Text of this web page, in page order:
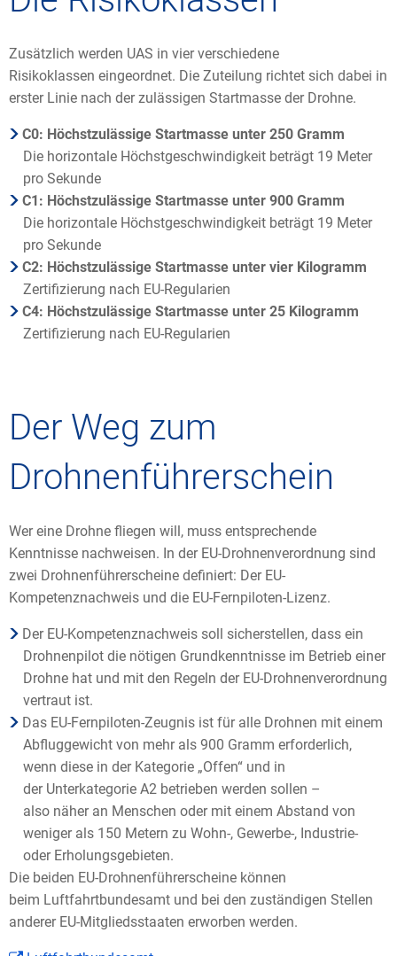
Zusätzlich werden UAS in vier verschiedene
Risikoklassen eingeordnet. Die Zuteilung richtet sich dabei in
erster Linie nach der zulässigen Startmasse der Drohne.
C0: Höchstzulässige Startmasse unter 250 Gramm
Die horizontale Höchstgeschwindigkeit beträgt 19 Meter
pro Sekunde
C1: Höchstzulässige Startmasse unter 900 Gramm
Die horizontale Höchstgeschwindigkeit beträgt 19 Meter
pro Sekunde
C2: Höchstzulässige Startmasse unter vier Kilogramm
Zertifizierung nach EU-Regularien
C4: Höchstzulässige Startmasse unter 25 Kilogramm
Zertifizierung nach EU-Regularien
Der Weg zum
Drohnenführerschein
Wer eine Drohne fliegen will, muss entsprechende
Kenntnisse nachweisen. In der EU-Drohnenverordnung sind
zwei Drohnenführerscheine definiert: Der EU-
Kompetenznachweis und die EU-Fernpiloten-Lizenz.
Der EU-Kompetenznachweis soll sicherstellen, dass ein
Drohnenpilot die nötigen Grundkenntnisse im Betrieb einer
Drohne hat und mit den Regeln der EU-Drohnenverordnung
vertraut ist.
Das EU-Fernpiloten-Zeugnis ist für alle Drohnen mit einem
Abfluggewicht von mehr als 900 Gramm erforderlich,
wenn diese in der Kategorie „Offen“ und in
der Unterkategorie A2 betrieben werden sollen –
also näher an Menschen oder mit einem Abstand von
weniger als 150 Metern zu Wohn-, Gewerbe-, Industrie-
oder Erholungsgebieten.
Die beiden EU-Drohnenführerscheine können
beim Luftfahrtbundesamt und bei den zuständigen Stellen
anderer EU-Mitgliedsstaaten erworben werden.